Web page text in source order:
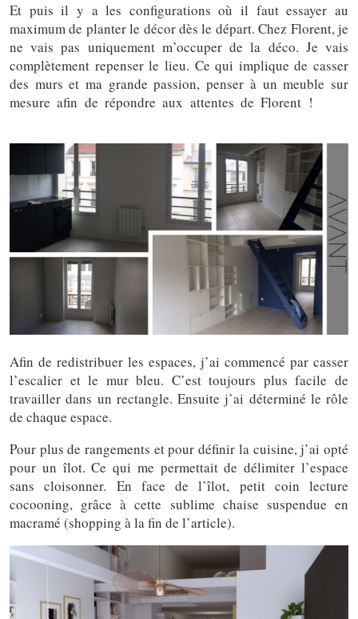
Et puis il y a les configurations où il faut essayer au
maximum de planter le décor dès le départ. Chez Florent, je
ne vais pas uniquement m’occuper de la déco. Je vais
complètement repenser le lieu. Ce qui implique de casser
des murs et ma grande passion, penser à un meuble sur
mesure afin de répondre aux attentes de Florent !
Afin de redistribuer les espaces, j’ai commencé par casser
l’escalier et le mur bleu. C’est toujours plus facile de
travailler dans un rectangle. Ensuite j’ai déterminé le rôle
de chaque espace.
Pour plus de rangements et pour définir la cuisine, j’ai opté
pour un îlot. Ce qui me permettait de délimiter l’espace
sans cloisonner. En face de l’îlot, petit coin lecture
cocooning, grâce à cette sublime chaise suspendue en
macramé (shopping à la fin de l’article).